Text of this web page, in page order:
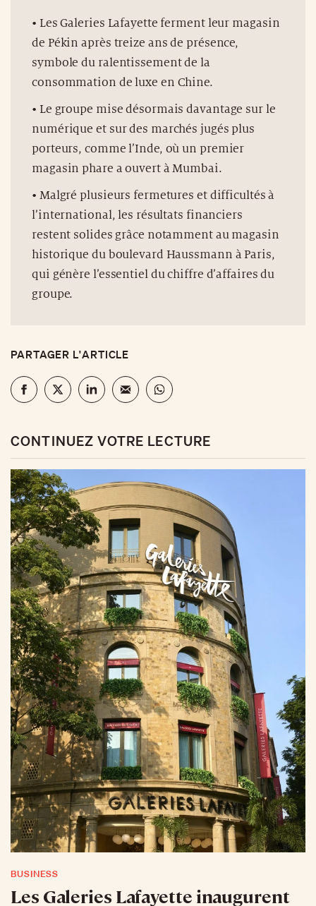
• Les Galeries Lafayette ferment leur magasin
de Pékin après treize ans de présence,
symbole du ralentissement de la
consommation de luxe en Chine.
• Le groupe mise désormais davantage sur le
numérique et sur des marchés jugés plus
porteurs, comme l’Inde, où un premier
magasin phare a ouvert à Mumbai.
• Malgré plusieurs fermetures et difficultés à
l’international, les résultats financiers
restent solides grâce notamment au magasin
historique du boulevard Haussmann à Paris,
qui génère l’essentiel du chiffre d’affaires du
groupe.
PARTAGER L'ARTICLE
CONTINUEZ VOTRE LECTURE
BUSINESS
Les Galeries Lafayette inaugurent